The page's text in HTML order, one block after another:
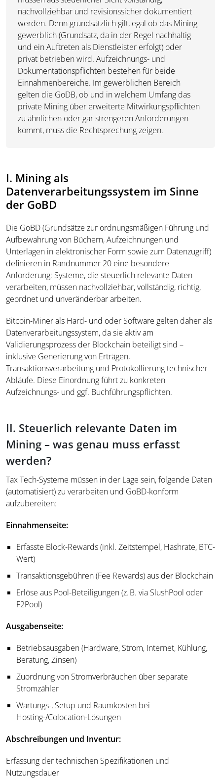
nachvollziehbar und revisionssicher dokumentiert
werden. Denn grundsätzlich gilt, egal ob das Mining
gewerblich (Grundsatz, da in der Regel nachhaltig
und ein Auftreten als Dienstleister erfolgt) oder
privat betrieben wird. Aufzeichnungs- und
Dokumentationspflichten bestehen für beide
Einnahmenbereiche. Im gewerblichen Bereich
gelten die GoDB, ob und in welchem Umfang das
private Mining über erweiterte Mitwirkungspflichten
zu ähnlichen oder gar strengeren Anforderungen
kommt, muss die Rechtsprechung zeigen.
I. Mining als
Datenverarbeitungssystem im Sinne
der GoBD
Die GoBD (Grundsätze zur ordnungsmäßigen Führung und
Aufbewahrung von Büchern, Aufzeichnungen und
Unterlagen in elektronischer Form sowie zum Datenzugriff)
definieren in Randnummer 20 eine besondere
Anforderung: Systeme, die steuerlich relevante Daten
verarbeiten, müssen nachvollziehbar, vollständig, richtig,
geordnet und unveränderbar arbeiten.
Bitcoin-Miner als Hard- und oder Software gelten daher als
Datenverarbeitungssystem, da sie aktiv am
Validierungsprozess der Blockchain beteiligt sind –
inklusive Generierung von Erträgen,
Transaktionsverarbeitung und Protokollierung technischer
Abläufe. Diese Einordnung führt zu konkreten
Aufzeichnungs- und ggf. Buchführungspflichten.
II. Steuerlich relevante Daten im
Mining – was genau muss erfasst
werden?
Tax Tech-Systeme müssen in der Lage sein, folgende Daten
(automatisiert) zu verarbeiten und GoBD-konform
aufzubereiten:
Einnahmenseite:
Erfasste Block-Rewards (inkl. Zeitstempel, Hashrate, BTC-
Wert)
Transaktionsgebühren (Fee Rewards) aus der Blockchain
Erlöse aus Pool-Beteiligungen (z. B. via SlushPool oder
F2Pool)
Ausgabenseite:
Betriebsausgaben (Hardware, Strom, Internet, Kühlung,
Beratung, Zinsen)
Zuordnung von Stromverbräuchen über separate
Stromzähler
Wartungs-, Setup und Raumkosten bei
Hosting-/Colocation-Lösungen
Abschreibungen und Inventur:
Erfassung der technischen Spezifikationen und
Nutzungsdauer